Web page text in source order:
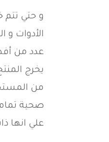
و حتي تتم
الأدوات
عدد من
يخرج
من
صحية
علي انها